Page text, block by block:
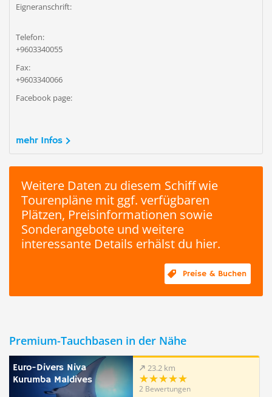
Eigneranschrift:
Telefon:
+9603340055
Fax:
+9603340066
Facebook page:
mehr Infos
Weitere Daten zu diesem Schiff wie
Tourenpläne mit ggf. verfügbaren
Plätzen, Preisinformationen sowie
Sonderangebote und weitere
interessante Details erhälst du hier.
Preise & Buchen
Premium-Tauchbasen in der Nähe
Euro-Divers Niva
Kurumba Maldives
23.2 km
2 Bewertungen